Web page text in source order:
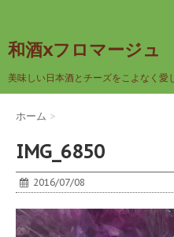
和酒xフロマージュ
美味しい日本酒とチーズをこよなく愛
ホーム >
IMG_6850
2016/07/08